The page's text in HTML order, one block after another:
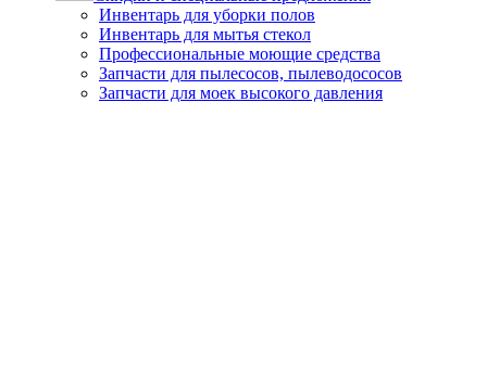
Инвентарь для уборки полов
Инвентарь для мытья стекол
Профессиональные моющие средства
Запчасти для пылесосов, пылеводососов
Запчасти для моек высокого давления